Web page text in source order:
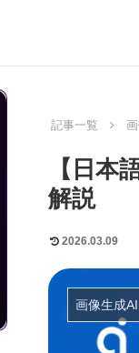
記事一覧
【日
解説
2026.03.09
画像生成AI